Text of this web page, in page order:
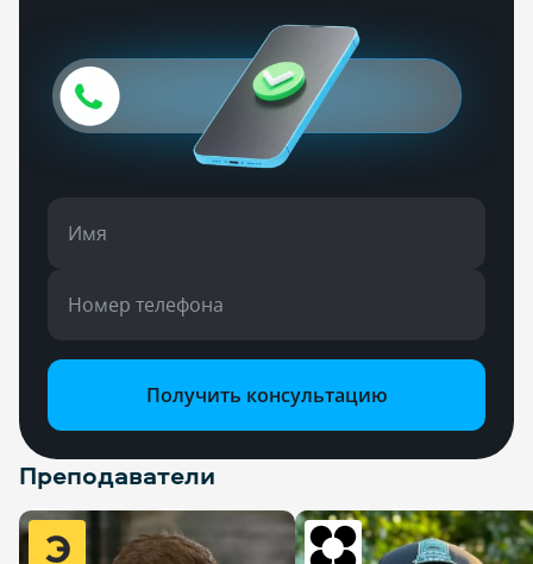
Имя
Номер телефона
Получить консультацию
Преподаватели